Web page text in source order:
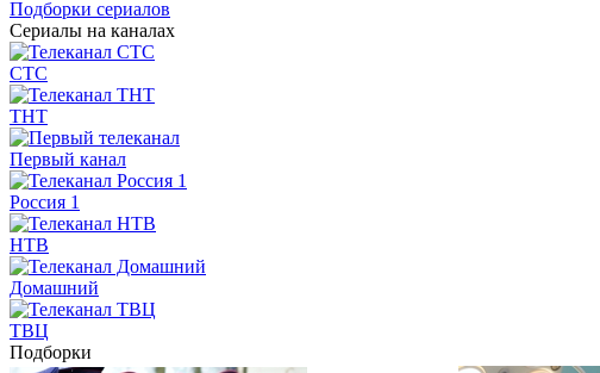
Подборки сериалов
Сериалы на каналах
СТС
ТНТ
Первый канал
Россия 1
НТВ
Домашний
ТВЦ
Подборки